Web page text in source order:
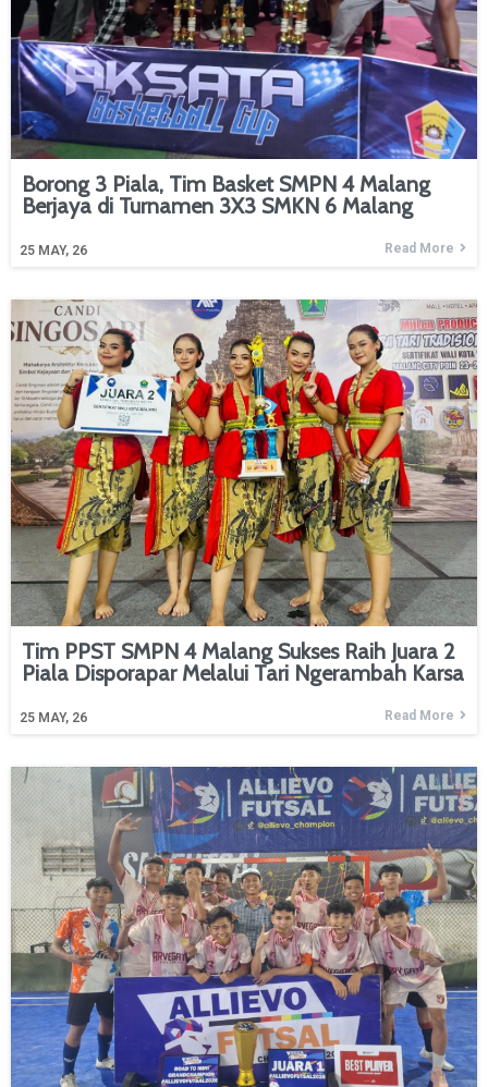
Borong 3 Piala, Tim Basket SMPN 4 Malang
Berjaya di Turnamen 3X3 SMKN 6 Malang
25 MAY, 26 Read More
Tim PPST SMPN 4 Malang Sukses Raih Juara 2
Piala Disporapar Melalui Tari Ngerambah Karsa
25 MAY, 26 Read More